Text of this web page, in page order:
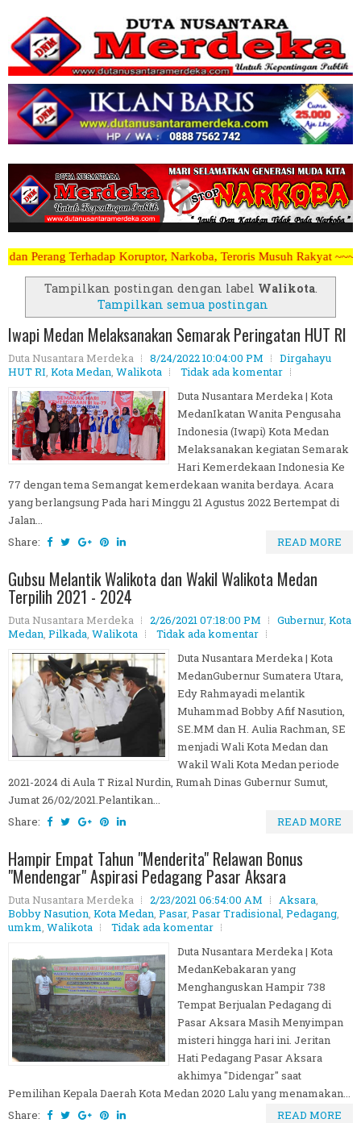
Narkoba, Teroris Musuh Rakyat ~~~~~>>>>> Kami
Tampilkan postingan dengan label Walikota.
Tampilkan semua postingan
Iwapi Medan Melaksanakan Semarak Peringatan HUT RI
Duta Nusantara Merdeka 8/24/2022 10:04:00 PM
Dirgahayu
HUT RI, Kota Medan, Walikota
Tidak ada komentar
Duta Nusantara Merdeka | Kota
MedanIkatan Wanita Pengusaha
Indonesia (Iwapi) Kota Medan
Melaksanakan kegiatan Semarak
Hari Kemerdekaan Indonesia Ke
77 dengan tema Semangat kemerdekaan wanita berdaya. Acara
yang berlangsung Pada hari Minggu 21 Agustus 2022 Bertempat di
Jalan...
Share:
READ MORE
Gubsu Melantik Walikota dan Wakil Walikota Medan
Terpilih 2021 - 2024
Duta Nusantara Merdeka 2/26/2021 07:18:00 PM Gubernur, Kota
Medan, Pilkada, Walikota
Tidak ada komentar
Duta Nusantara Merdeka | Kota
MedanGubernur Sumatera Utara,
Edy Rahmayadi melantik
Muhammad Bobby Afif Nasution,
SE.MM dan H. Aulia Rachman, SE
menjadi Wali Kota Medan dan
Wakil Wali Kota Medan periode
2021-2024 di Aula T Rizal Nurdin, Rumah Dinas Gubernur Sumut,
Jumat 26/02/2021.Pelantikan...
Share:
READ MORE
Hampir Empat Tahun "Menderita" Relawan Bonus
"Mendengar" Aspirasi Pedagang Pasar Aksara
Duta Nusantara Merdeka 2/23/2021 06:54:00 AM Aksara,
Bobby Nasution, Kota Medan, Pasar, Pasar Tradisional, Pedagang,
umkm, Walikota
Tidak ada komentar
Duta Nusantara Merdeka | Kota
MedanKebakaran yang
Menghanguskan Hampir 738
Tempat Berjualan Pedagang di
Pasar Aksara Masih Menyimpan
misteri hingga hari ini. Jeritan
Hati Pedagang Pasar Aksara
akhimya "Didengar" saat
Pemilihan Kepala Daerah Kota Medan 2020 Lalu yang menamakan...
Share:
READ MORE